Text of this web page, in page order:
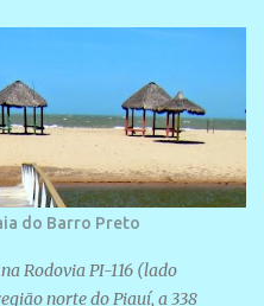
do Barro Preto
Rodovia PI-116 (lado
norte do Piauí, a 338